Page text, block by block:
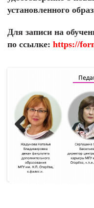
установленного
Для записи на
по ссылке: https://
Previous